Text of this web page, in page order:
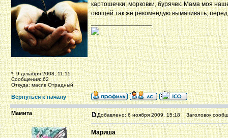
*: 9 декабря 2008, 11:15
Сообщения: 62
Откуда: масив Отрадный
картошечки, морковки, бурячек. Мама моя
овощей так же рекомендую вымачивать,
_________________
Вернуться к началу
Мамита Добавлено: 6 ноября 2009, 15:18 Заголовок
Мариша